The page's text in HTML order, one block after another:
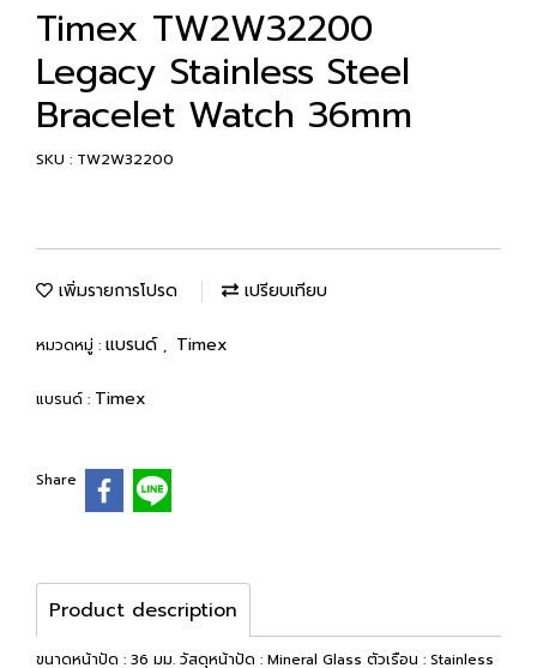
Timex TW2W32200
Legacy Stainless Steel
Bracelet Watch 36mm
SKU : TW2W32200
เพิ่มรายการโปรด เปรียบเทียบ
หมวดหมู่ : แบรนด์ , Timex
แบรนด์ : Timex
Share
Product description
ขนาดหน้าปัด : 36 มม. วัสดุหน้าปัด : Mineral Glass ตัวเรือน : Stainless